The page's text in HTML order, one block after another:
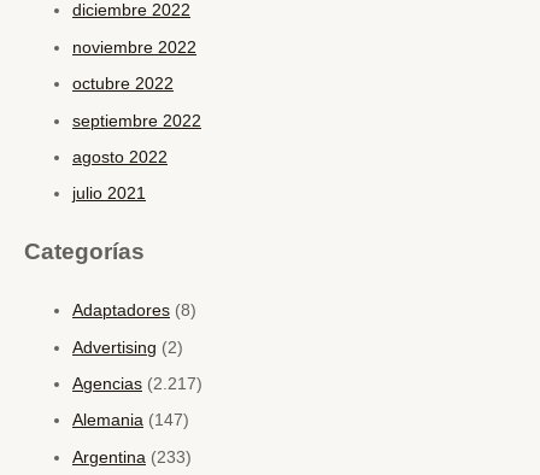
diciembre 2022
noviembre 2022
octubre 2022
septiembre 2022
agosto 2022
julio 2021
Categorías
Adaptadores (8)
Advertising (2)
Agencias (2.217)
Alemania (147)
Argentina (233)